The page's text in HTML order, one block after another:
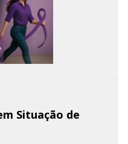
Situação de